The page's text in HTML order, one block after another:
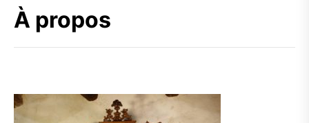
À propos